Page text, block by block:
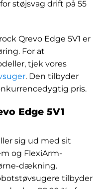
støjsvag drift på 55
Qrevo Edge 5V1 er
For at
tjek vores
. Den tilbyder
pris.
Edge 5V1
sig ud med sit
og FlexiArm-
dækning.
tilbyder